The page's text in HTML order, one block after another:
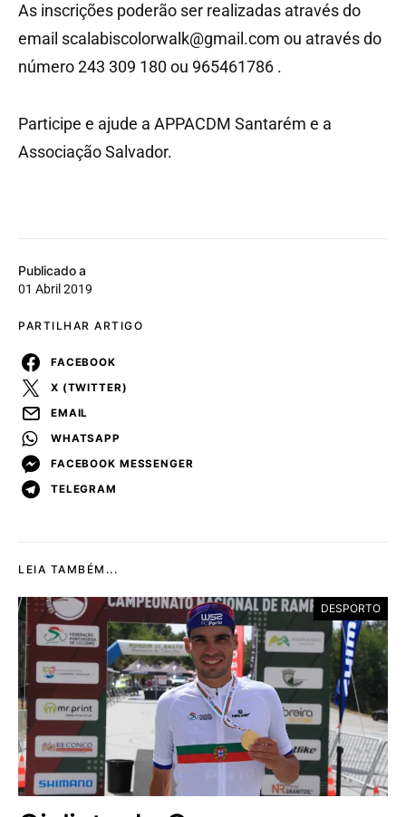
Publicado a
01 Abril 2019
PARTILHAR ARTIGO
FACEBOOK
X (TWITTER)
EMAIL
WHATSAPP
FACEBOOK MESSENGER
TELEGRAM
As inscrições poderão ser realizadas através do
email scalabiscolorwalk@gmail.com ou através do
número 243 309 180 ou 965461786 .
Participe e ajude a APPACDM Santarém e a
Associação Salvador.
LEIA TAMBÉM...
DESPORTO